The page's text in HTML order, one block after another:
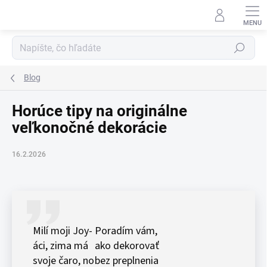
Hľadať
Blog
Horúce tipy na originálne
veľkonočné dekorácie
16.2.2026
Milí moji Joy-
áci, zima má
svoje čaro, no
Poradím vám,
ako dekorovať
bez preplnenia